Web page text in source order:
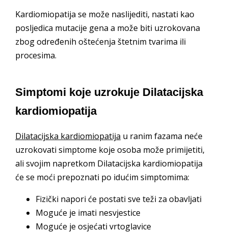
Kardiomiopatija se može naslijediti, nastati kao
posljedica mutacije gena a može biti uzrokovana
zbog određenih oštećenja štetnim tvarima ili
procesima.
Simptomi koje uzrokuje Dilatacijska
kardiomiopatija
Dilatacijska kardiomiopatija u ranim fazama neće
uzrokovati simptome koje osoba može primijetiti,
ali svojim napretkom Dilatacijska kardiomiopatija
će se moći prepoznati po idućim simptomima:
Fizički napori će postati sve teži za obavljati
Moguće je imati nesvjestice
Moguće je osjećati vrtoglavice